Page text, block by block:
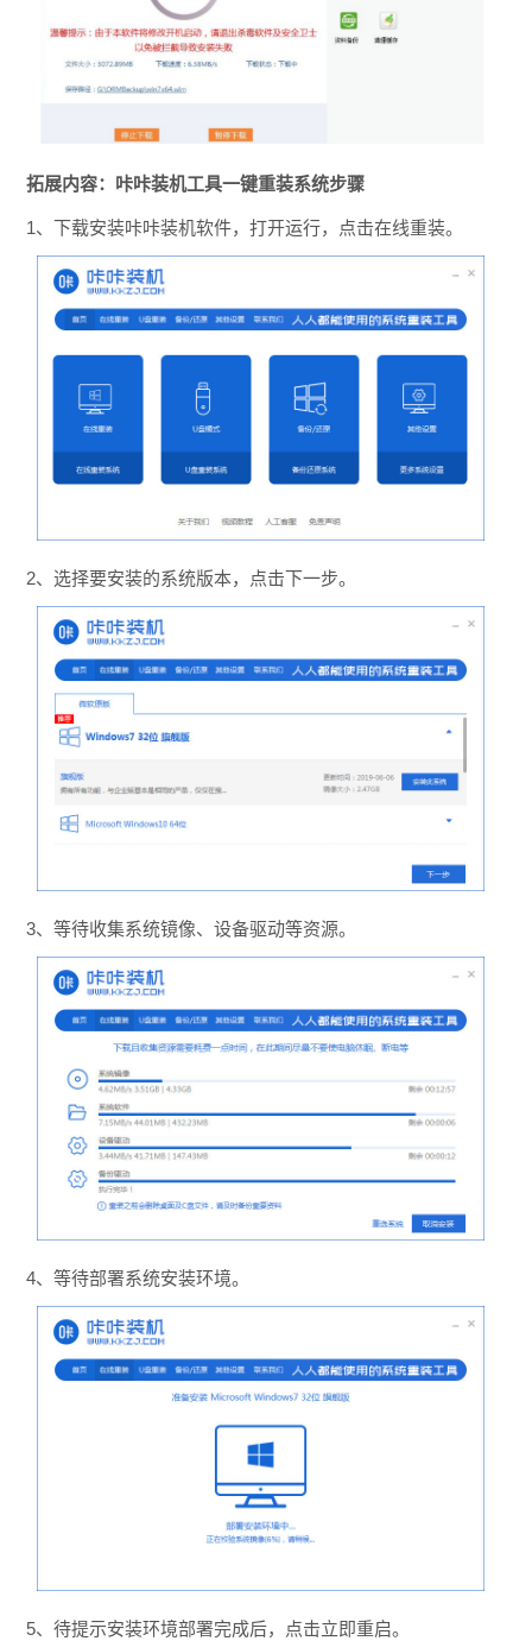
拓展内容：咔咔装机工具一键重装系统步骤
1、下载安装咔咔装机软件，打开运行，点击在线重装。
2、选择要安装的系统版本，点击下一步。
3、等待收集系统镜像、设备驱动等资源。
4、等待部署系统安装环境。
5、待提示安装环境部署完成后，点击立即重启。